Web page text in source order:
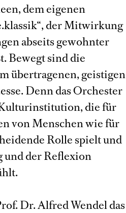
dem eigenen
der Mitwirkung
abseits gewohnter
Bewegt sind die
übertragenen, geistigen
Denn das Orchester
die für
von Menschen wie für
Rolle spielt und
und der Reflexion
Dr. Alfred Wendel das